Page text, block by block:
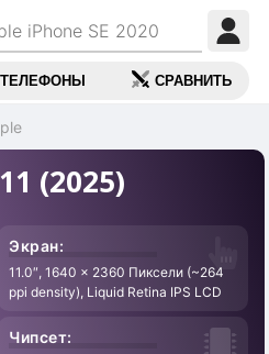
ТЕЛЕФОНЫ СРАВНИТЬ
(2025)
Экран:
11.0″, 1640 x 2360 Пиксели (~264
ppi density), Liquid Retina IPS LCD
Чипсет: